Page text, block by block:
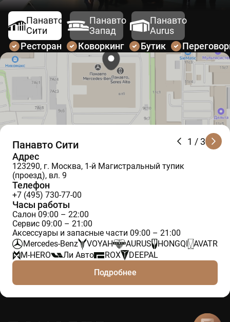
Панавто
Сити
Панавто
Запад
Панавто
Aurus
Ресторан
Коворкинг Бутик
1 / 3
Панавто Сити
Адрес
123290, г. Москва, 1-й Магистральный тупик
(проезд), вл. 9
Телефон
+7 (495) 730-77-00
Часы работы
Салон 09:00 – 22:00
Сервис 09:00 – 21:00
Аксессуары и запасные части 09:00 – 21:00
Mercedes-Benz
VOYAH AURUS HONGQI
AVATR
M-HERO
Ли Авто ROX
DEEPAL
Подробнее